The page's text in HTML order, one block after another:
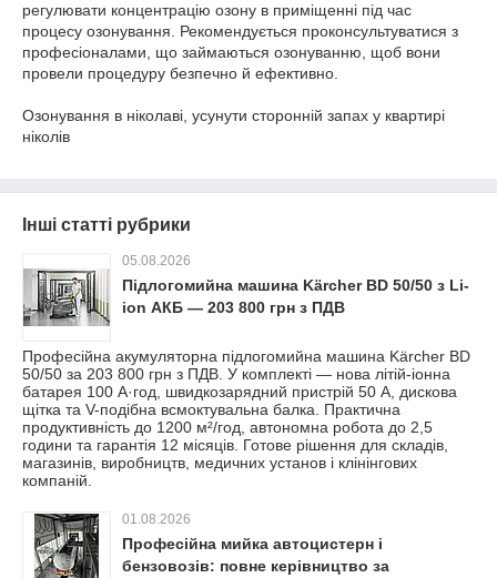
регулювати концентрацію озону в приміщенні під час
процесу озонування. Рекомендується проконсультуватися з
професіоналами, що займаються озонуванню, щоб вони
провели процедуру безпечно й ефективно.
Озонування в ніколаві, усунути сторонній запах у квартирі
ніколів
Інші статті рубрики
05.08.2026
Підлогомийна машина Kärcher BD 50/50 з Li-
ion АКБ — 203 800 грн з ПДВ
Професійна акумуляторна підлогомийна машина Kärcher BD
50/50 за 203 800 грн з ПДВ. У комплекті — нова літій-іонна
батарея 100 А·год, швидкозарядний пристрій 50 А, дискова
щітка та V-подібна всмоктувальна балка. Практична
продуктивність до 1200 м²/год, автономна робота до 2,5
години та гарантія 12 місяців. Готове рішення для складів,
магазинів, виробництв, медичних установ і клінінгових
компаній.
01.08.2026
Професійна мийка автоцистерн і
бензовозів: повне керівництво за